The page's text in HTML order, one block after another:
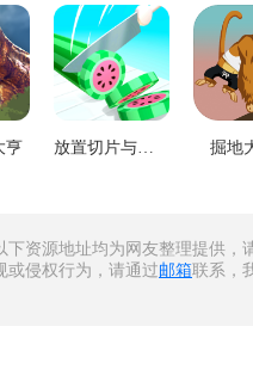
亨 掘地
资源地址均为网友整理提供，
或侵权行为，请通过邮箱联系，